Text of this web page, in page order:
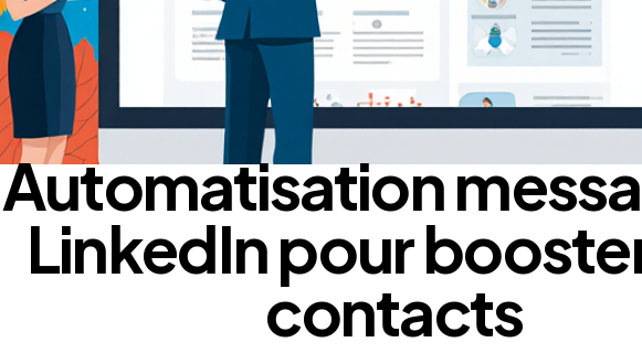
BLOG
Automatisation
LinkedIn pour
contacts